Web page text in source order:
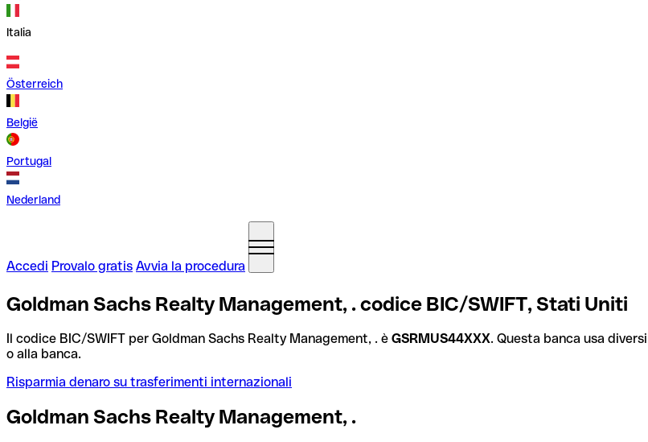
Italia
Österreich
België
Portugal
Nederland
Accedi Provalo gratis Avvia la procedura
Goldman Sachs Realty Management, . codice BIC/SWIFT, Stati Uniti
Il codice BIC/SWIFT per Goldman Sachs Realty Management, . è GSRMUS44XXX. Questa banca usa
o alla banca.
Risparmia denaro su trasferimenti internazionali
Goldman Sachs Realty Management, .